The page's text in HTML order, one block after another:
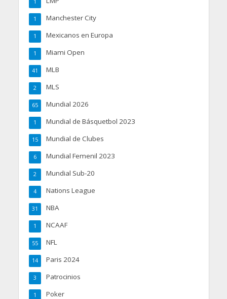
Manchester City
1
Mexicanos en Europa
1
Miami Open
1
MLB
41
MLS
2
Mundial 2026
65
Mundial de Básquetbol 2023
1
Mundial de Clubes
15
Mundial Femenil 2023
6
Mundial Sub-20
2
Nations League
4
NBA
31
NCAAF
1
NFL
55
Paris 2024
14
Patrocinios
3
Poker
1